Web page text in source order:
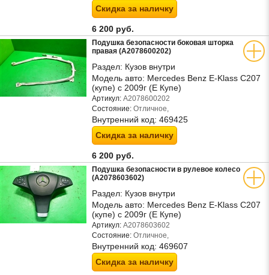
Скидка за наличку
6 200 руб.
Подушка безопасности боковая шторка
правая (A2078600202)
Раздел: Кузов внутри
Модель авто: Mercedes Benz E-Klass C207
(купе) с 2009г (Е Купе)
Артикул: A2078600202
Состояние: Отличное,
Внутренний код: 469425
Скидка за наличку
6 200 руб.
Подушка безопасности в рулевое колесо
(A2078603602)
Раздел: Кузов внутри
Модель авто: Mercedes Benz E-Klass C207
(купе) с 2009г (Е Купе)
Артикул: A2078603602
Состояние: Отличное,
Внутренний код: 469607
Скидка за наличку